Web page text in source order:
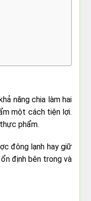
năng chia làm hai
một cách tiện lợi.
phẩm.
đông lạnh hay giữ
định bên trong và